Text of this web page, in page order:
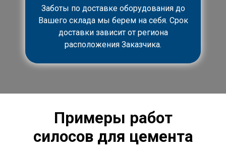
Заботы по доставке оборудования до
Вашего склада мы берем на себя. Срок
доставки зависит от региона
расположения Заказчика.
Примеры работ
силосов для цемента